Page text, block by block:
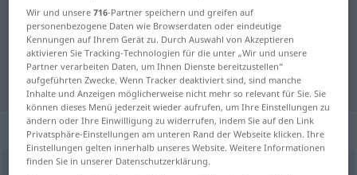
Deutsch-Tschechisch Übersetzung
für "nun"
"nun" Tschechisch Übersetzung
„nun“
Wir und unsere716-Partner speichern und greifen auf
personenbezogene Daten wie Browserdaten oder eindeutige
Kennungen auf Ihrem Gerät zu. Durch Auswahl von Akzeptieren
aktivieren Sie Tracking-Technologien für die unter „Wir und unsere
Partner verarbeiten Daten, um Ihnen Dienste bereitzustellen“
aufgeführten Zwecke. Wenn Tracker deaktiviert sind, sind manche
Inhalte und Anzeigen möglicherweise nicht mehr so relevant für Sie. Sie
können dieses Menü jederzeit wieder aufrufen, um Ihre Einstellungen zu
ändern oder Ihre Einwilligung zu widerrufen, indem Sie auf den Link
Privatsphäre-Einstellungen am unteren Rand der Webseite klicken. Ihre
Einstellungen gelten innerhalb unseres Website. Weitere Informationen
finden Sie in unserer Datenschutzerklärung.